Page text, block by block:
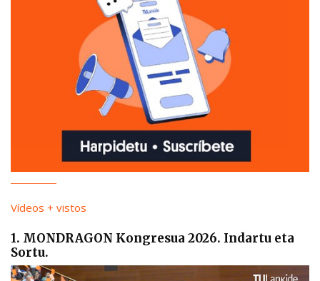
Vídeos + vistos
1. MONDRAGON Kongresua 2026. Indartu eta
Sortu.